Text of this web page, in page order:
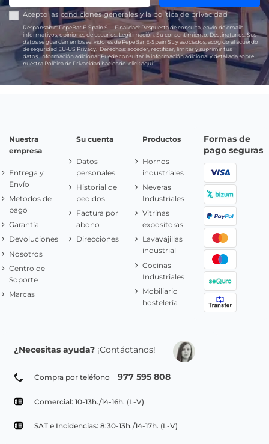
Acepto las condiciones generales y lapolítica de privacidad
Responsable:PepeBar E-Spain S.L. Finalidad: Respuesta de consulta, envío de emails
informativos, opiniones de usuarios. Legitimación: Su consentimiento. Destinatarios:Sus
datos se guardan en los servidores de PepeBar E-Spain SL y asociados, acogido al acuerdo
de seguridad EU-US Privacy.
Derechos: acceder, rectificar, limitar y suprimir tus
datos.Información adicional:Puede consultar la información adicional y detallada sobre
nuestra Política de Privacidad haciendoclick aquí.
Nuestra
empresa
Entrega y
Envío
Metodos de
pago
Garantía
Devoluciones
Nosotros
Centro de
Soporte
Marcas
Su cuenta
Datos
personales
Historial de
pedidos
Factura por
abono
Direcciones
Productos
Hornos
industriales
Neveras
Industriales
Vitrinas
expositoras
Lavavajillas
industrial
Cocinas
Industriales
Mobiliario
hostelería
Formas de
pago seguras
¿Necesitas ayuda? ¡Contáctanos!
Compra por teléfono 977 595 808
Comercial: 10-13h./14-16h. (L-V)
SAT e Incidencias: 8:30-13h./14-17h. (L-V)